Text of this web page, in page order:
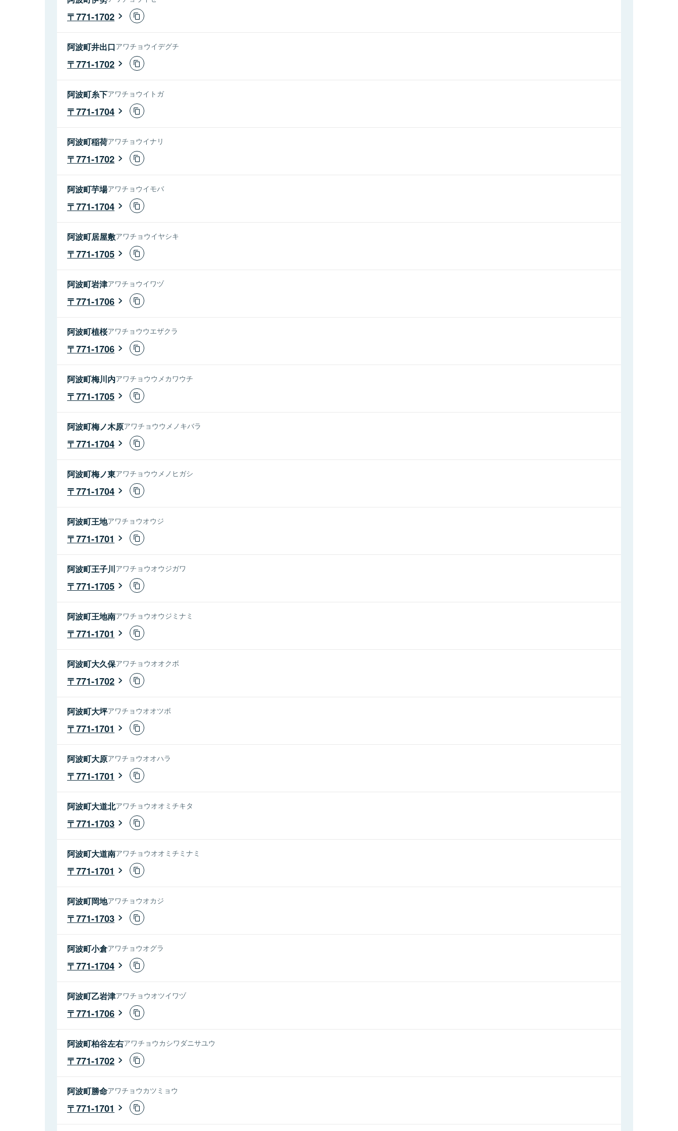
771-1702
阿波町井出口アワチョウイデグチ
771-1702
阿波町糸下アワチョウイトガ
771-1704
阿波町稲荷アワチョウイナリ
771-1702
阿波町芋場アワチョウイモバ
771-1704
阿波町居屋敷アワチョウイヤシキ
771-1705
阿波町岩津アワチョウイワヅ
771-1706
阿波町植桜アワチョウウエザクラ
771-1706
阿波町梅川内アワチョウウメカワウチ
771-1705
阿波町梅ノ木原アワチョウウメノキバラ
771-1704
阿波町梅ノ東アワチョウウメノヒガシ
771-1704
阿波町王地アワチョウオウジ
771-1701
阿波町王子川アワチョウオウジガワ
771-1705
阿波町王地南アワチョウオウジミナミ
771-1701
阿波町大久保アワチョウオオクボ
771-1702
阿波町大坪アワチョウオオツボ
771-1701
阿波町大原アワチョウオオハラ
771-1701
阿波町大道北アワチョウオオミチキタ
771-1703
阿波町大道南アワチョウオオミチミナミ
771-1701
阿波町岡地アワチョウオカジ
771-1703
阿波町小倉アワチョウオグラ
771-1704
阿波町乙岩津アワチョウオツイワヅ
771-1706
阿波町柏谷左右アワチョウカシワダニサユウ
771-1702
阿波町勝命アワチョウカツミョウ
771-1701